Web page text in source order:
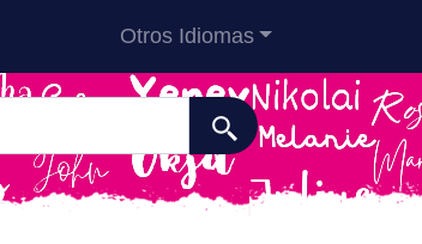
Otros Idiomas